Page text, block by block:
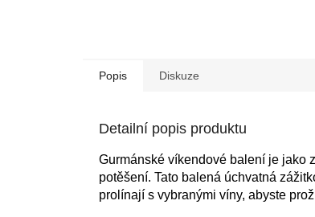
Popis Diskuze
Detailní popis produktu
Gurmánské víkendové balení je jako
potěšení. Tato balená úchvatná
prolínají s vybranými víny, abyste